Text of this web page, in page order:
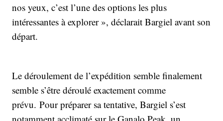
nos yeux, c’est l’une des options les plus
intéressantes à explorer », déclarait Bargiel avant son
départ.
Le déroulement de l’expédition semble finalement
semble s’être déroulé exactement comme
prévu. Pour préparer sa tentative, Bargiel s’est